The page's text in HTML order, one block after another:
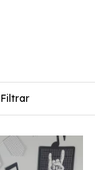
Filtrar